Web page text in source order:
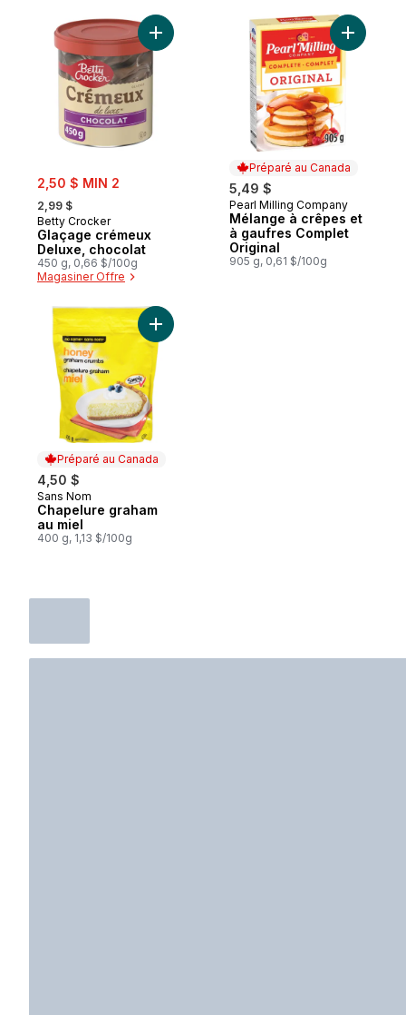
sale:
2,50 $ MIN 2
, formerly:
2,99 $
Betty Crocker
Glaçage crémeux
Deluxe, chocolat
450 g, 0,66 $/100g
Magasiner Offre
Ajouter Glaçage crémeux Deluxe,
Préparé au Canada
5,49 $
Préparé au Canada
Pearl Milling Company
Mélange à crêpes et
à gaufres Complet
Original
905 g, 0,61 $/100g
Ajouter
Préparé au Canada
4,50 $
Préparé au Canada
Sans Nom
Chapelure graham
au miel
400 g, 1,13 $/100g